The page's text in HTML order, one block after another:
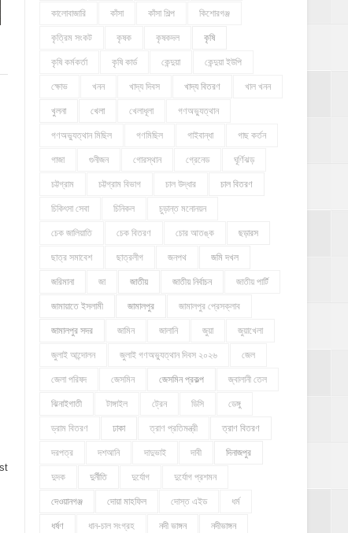
কালোবাজারি কাঁসা কাঁসা শিল্প কিশোরগঞ্জ
কৃত্রিম সংকট কৃষক কৃষকদল কৃষি
কৃষি কর্মকর্তা কৃষি কার্ড কেন্দুয়া কেন্দুয়া ইউপি
ক্ষোভ খনন খাদ্য দিবস খাদ্য বিতরণ খাল খনন
খুলনা খেলা খেলাধূলা গণঅভ্যুত্থান
গণঅভ্যুত্থান মিছিল গণমিছিল গাইবান্ধা গাছ কর্তন
গাজা গুনীজন গোরস্থান গ্রেনেড ঘূর্ণিঝড়
চট্টগ্রাম চট্টগ্রাম বিভাগ চাল উদ্ধার চাল বিতরণ
চিকিৎসা সেবা চিনিকল চুড়ান্ত মনোনয়ন
চেক জালিয়াতি চেক বিতরণ চোর আতঙ্ক ছড়ারস
ছাত্র সমাবেশ ছাত্রলীগ জনপথ জমি দখল
জরিমানা জা জাতীয় জাতীয় নির্বাচন জাতীয় পার্টি
জামায়াতে ইসলামী জামালপুর জামালপুর প্রেসক্লাব
জামালপুর সদর জামিন জালানি জুয়া জুয়াখেলা
জুলাই আন্দোলন জুলাই গণঅভ্যুত্থান দিবস ২০২৬ জেল
জেলা পরিষদ জেসমিন জেসমিন প্রকল্প জ্বালানী তেল
ঝিনাইগাতী টাঙ্গাইল ট্রেন ডিসি ডেঙ্গু
ড্রাম বিতরণ ঢাকা ত্রাণ প্রতিমন্ত্রী ত্রাণ বিতরণ
দরপত্র দশআনি দাদুভাই দাবী দিনাজপুর
দুদক দুর্নীতি দুর্যোগ দুর্যোগ প্রশমন
দেওয়ানগঞ্জ দোয়া মাহফিল দোস্ত এইড ধর্ম
ধর্ষণ ধান-চাল সংগ্রহ নদী ভাঙ্গন নদীভাঙ্গন